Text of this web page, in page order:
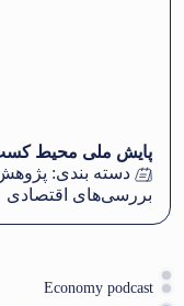
پایش ملی محیط کسب
دسته بندی:
بررسی‌های اقتصادی
Economy podcast